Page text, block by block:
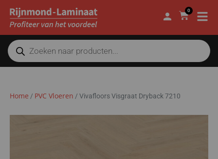
0
Home / PVC Vloeren / Vivafloors Visgraat Dryback 7210